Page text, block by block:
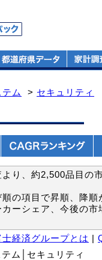
ム > セキュリティ
り、約2,500品目の
の項目で昇順、降順
ーシェア、今後の
経済グループとは
ム│セキュリティ